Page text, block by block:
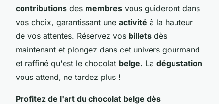
contributions des membres vous guideront dans
vos choix, garantissant une activité à la hauteur
de vos attentes. Réservez vos billets dès
maintenant et plongez dans cet univers gourmand
et raffiné qu'est le chocolat belge. La dégustation
vous attend, ne tardez plus !
Profitez de l'art du chocolat belge dès